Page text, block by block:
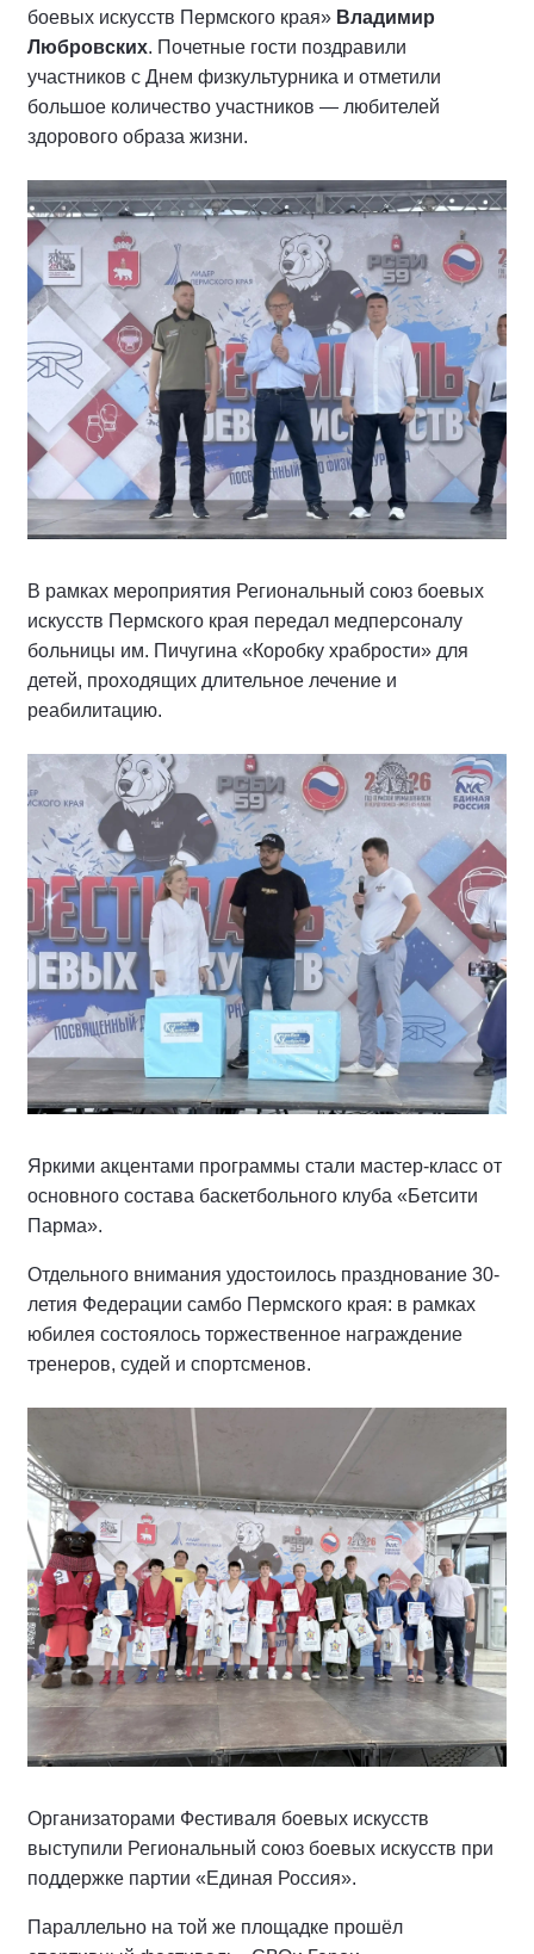
боевых искусств Пермского края» Владимир
Любровских. Почетные гости поздравили
участников с Днем физкультурника и отметили
большое количество участников — любителей
здорового образа жизни.
В рамках мероприятия Региональный союз боевых
искусств Пермского края передал медперсоналу
больницы им. Пичугина «Коробку храбрости» для
детей, проходящих длительное лечение и
реабилитацию.
Яркими акцентами программы стали мастер-класс от
основного состава баскетбольного клуба «Бетсити
Парма».
Отдельного внимания удостоилось празднование 30-
летия Федерации самбо Пермского края: в рамках
юбилея состоялось торжественное награждение
тренеров, судей и спортсменов.
Организаторами Фестиваля боевых искусств
выступили Региональный союз боевых искусств при
поддержке партии «Единая Россия».
Параллельно на той же площадке прошёл